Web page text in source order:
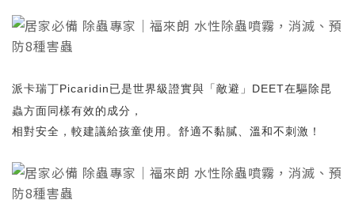
派卡瑞丁Picaridin已是世界級證實與「敵避」DEET在驅除昆
蟲方面同樣有效的成分，
相對安全，較建議給孩童使用。舒適不黏膩、溫和不刺激！